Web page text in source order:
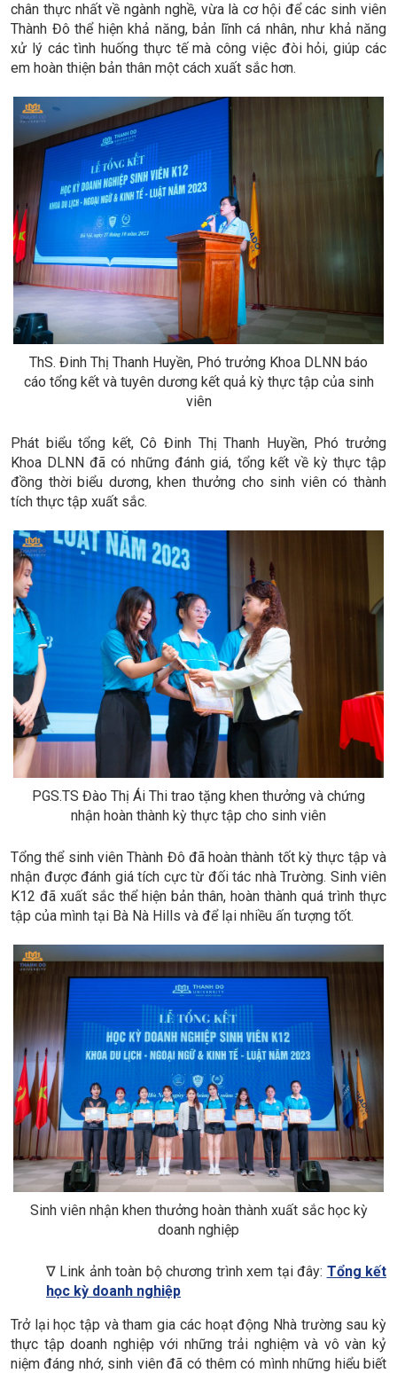
chân thực nhất về ngành nghề, vừa là cơ hội để các sinh viên
Thành Đô thể hiện khả năng, bản lĩnh cá nhân, như khả năng
xử lý các tình huống thực tế mà công việc đòi hỏi, giúp các
em hoàn thiện bản thân một cách xuất sắc hơn.
ThS. Đinh Thị Thanh Huyền, Phó trưởng Khoa DLNN báo
cáo tổng kết và tuyên dương kết quả kỳ thực tập của sinh
viên
Phát biểu tổng kết, Cô Đinh Thị Thanh Huyền, Phó trưởng
Khoa DLNN đã có những đánh giá, tổng kết về kỳ thực tập
đồng thời biểu dương, khen thưởng cho sinh viên có thành
tích thực tập xuất sắc.
PGS.TS Đào Thị Ái Thi trao tặng khen thưởng và chứng
nhận hoàn thành kỳ thực tập cho sinh viên
Tổng thể sinh viên Thành Đô đã hoàn thành tốt kỳ thực tập và
nhận được đánh giá tích cực từ đối tác nhà Trường. Sinh viên
K12 đã xuất sắc thể hiện bản thân, hoàn thành quá trình thực
tập của mình tại Bà Nà Hills và để lại nhiều ấn tượng tốt.
Sinh viên nhận khen thưởng hoàn thành xuất sắc học kỳ
doanh nghiệp
∇ Link ảnh toàn bộ chương trình xem tại đây: Tổng kết
học kỳ doanh nghiệp
Trở lại học tập và tham gia các hoạt động Nhà trường sau kỳ
thực tập doanh nghiệp với những trải nghiệm và vô vàn kỷ
niệm đáng nhớ, sinh viên đã có thêm có mình những hiểu biết